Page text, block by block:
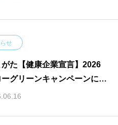
せ
がた【健康企業宣言】2026
ーグリーンキャンペーンに参
た！💚💛